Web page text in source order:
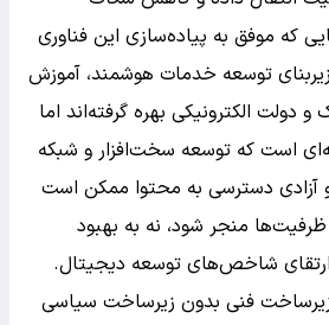
که موفق به پیاده‌سازی این فناوری
توسعه خدمات هوشمند، آموزش
و دولت الکترونیکی بهره گرفته‌اند اما
است که توسعه سخت‌افزار و شبکه
آزادی دسترسی به محتوا ممکن است
منجر شود، نه به بهبود
ارتقای شاخص‌های توسعه دیجیتال.
فنی بدون زیرساخت سیاسی